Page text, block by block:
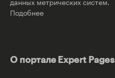
Подобнее
О портале Expert Pages